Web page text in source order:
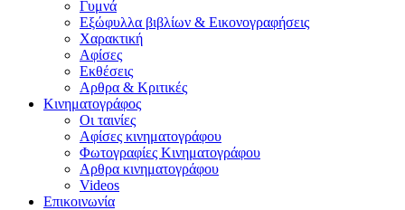
Γυμνά
Εξώφυλλα βιβλίων & Εικονογραφήσεις
Χαρακτική
Αφίσες
Εκθέσεις
Αρθρα & Κριτικές
Κινηματογράφος
Οι ταινίες
Αφίσες κινηματογράφου
Φωτογραφίες Κινηματογράφου
Αρθρα κινηματογράφου
Videos
Επικοινωνία